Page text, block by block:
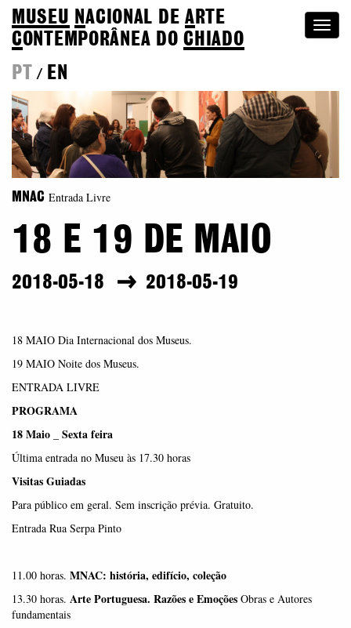
MUSEU NACIONAL DEA RTE
CONTEMPORÂNEA DOCHIADO
PT
/ EN
MNAC Entrada Livre
18 E 19 DE MAIO
2018-05-18 2018-05-19
18 MAIO Dia Internacional dos Museus.
19 MAIO Noite dos Museus.
ENTRADA LIVRE
PROGRAMA
18 Maio _ Sexta feira
Última entrada no Museu às 17.30 horas
Visitas Guiadas
Para público em geral. Sem inscrição prévia. Gratuito.
Entrada Rua Serpa Pinto
11.00 horas. MNAC: história, edifício, coleção
13.30 horas. Arte Portuguesa. Razões e Emoções Obras e Autores
fundamentais